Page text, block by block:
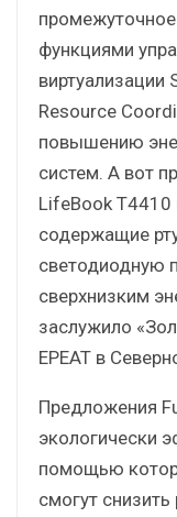
функциями
виртуализации
Resource
повышению
систем. А вот
LifeBook T4410
содержащие
светодиодную
сверхнизким
заслужило
EPEAT в
Предложения
экологически
помощью
смогут